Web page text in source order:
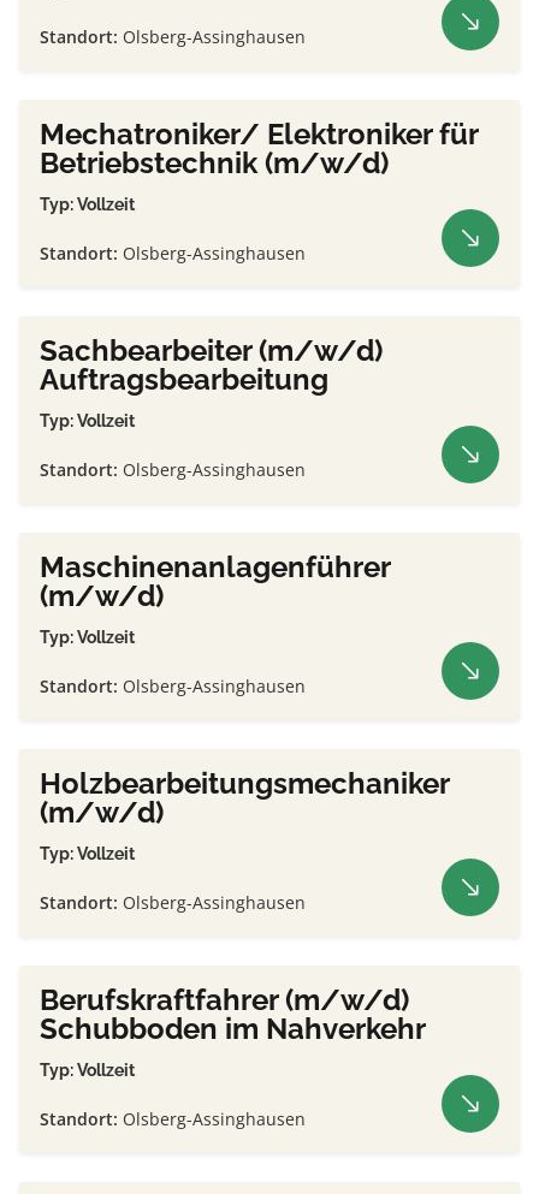
Standort: Olsberg-Assinghausen
Mechatroniker/ Elektroniker für
Betriebstechnik (m/w/d)
Typ: Vollzeit
Standort: Olsberg-Assinghausen
Sachbearbeiter (m/w/d)
Auftragsbearbeitung
Typ: Vollzeit
Standort: Olsberg-Assinghausen
Maschinenanlagenführer
(m/w/d)
Typ: Vollzeit
Standort: Olsberg-Assinghausen
Holzbearbeitungsmechaniker
(m/w/d)
Typ: Vollzeit
Standort: Olsberg-Assinghausen
Berufskraftfahrer (m/w/d)
Schubboden im Nahverkehr
Typ: Vollzeit
Standort: Olsberg-Assinghausen